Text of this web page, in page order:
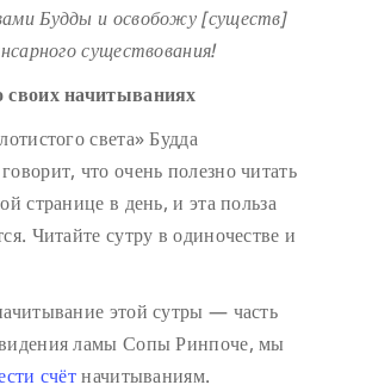
Будды и освобожу [существ]
существования!
начитываниях
света» Будда
что очень полезно читать
странице в день, и эта польза
Читайте сутру в одиночестве и
этой сутры — часть
ламы Сопы Ринпоче, мы
счётначитываниям.